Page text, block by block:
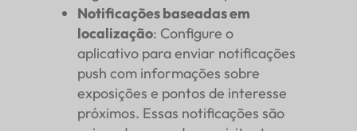
Notificações baseadas em
localização: Configure o
aplicativo para enviar notificações
push com informações sobre
exposições e pontos de interesse
próximos. Essas notificações são